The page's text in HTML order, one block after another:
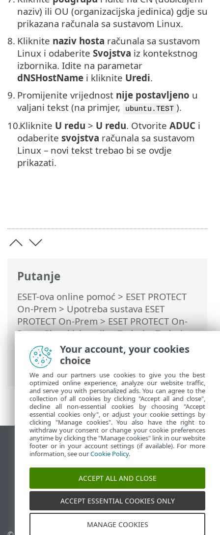
Putanje
ESET-ova online pomoć > ESET PROTECT
On-Prem > Upotreba sustava ESET
PROTECT On-Prem > ESET PROTECT On-
Prem Glavni izbornik>Zadaci>Zadaci
servera
Sinkronizacija statičke grupe>
Sinkronizacija statičke grupe – računala
sa sustavom Linux
naziv) ili OU (organizacijska jedinica) gdje su
prikazana računala sa sustavom Linux.
8. Kliknite naziv hosta računala sa sustavom
Linux i odaberite Svojstva iz kontekstnog
izbornika. Idite na parametar
dNSHostName i kliknite Uredi.
9. Promijenite vrijednost nije postavljeno u
valjani tekst (na primjer,
ubuntu.TEST ).
10.Kliknite U redu > U redu. Otvorite ADUC i
odaberite svojstva računala sa sustavom
Linux – novi tekst trebao bi se ovdje
prikazati.
Prikaži stranicu za radnu površinu
End of Life
ESET-ova baza znanja
ESET Status Portal
Regionalna podrška
Your account, your cookies
choice
We and our partners use cookies to give you the best
optimized online experience, analyze our website traffic,
and serve you with personalized ads. You can agree to the
collection of all cookies by clicking "Accept all and close",
decline all non-essential cookies by choosing "Accept
essential cookies only", or adjust your cookie settings by
clicking "Manage cookies". You also have the right to
withdraw your consent or change your cookie preferences
anytime by clicking the "Manage cookies" link in our website
footer or in your account settings (if available). For more
information, see ourCookie Policy.
ACCEPT ALL AND CLOSE
ACCEPT ESSENTIAL COOKIES ONLY
MANAGE COOKIES